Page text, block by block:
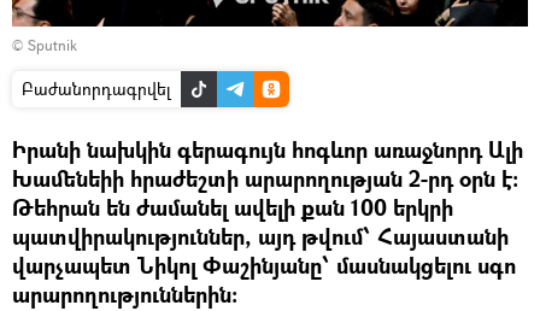
© Sputnik
Բաժանորդագրվել
Իրանի նախկին գերագույն հոգևոր առաջնորդ Ալի
Խամենեիի հրաժեշտի արարողության 2-րդ օրն է։
Թեհրան են ժամանել ավելի քան 100 երկրի
պատվիրակություններ, այդ թվում՝ Հայաստանի
վարչապետ Նիկոլ Փաշինյանը՝ մասնակցելու սգո
արարողություններին: